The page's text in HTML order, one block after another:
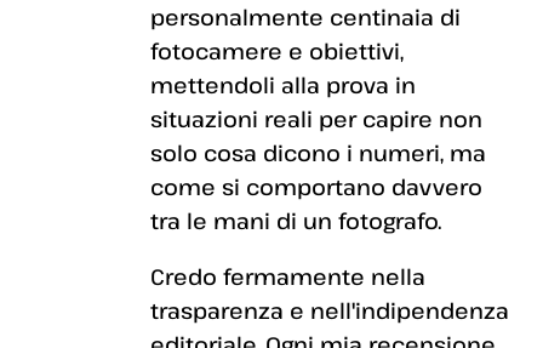
personalmente centinaia di
fotocamere e obiettivi,
mettendoli alla prova in
situazioni reali per capire non
solo cosa dicono i numeri, ma
come si comportano davvero
tra le mani di un fotografo.
Credo fermamente nella
trasparenza e nell'indipendenza